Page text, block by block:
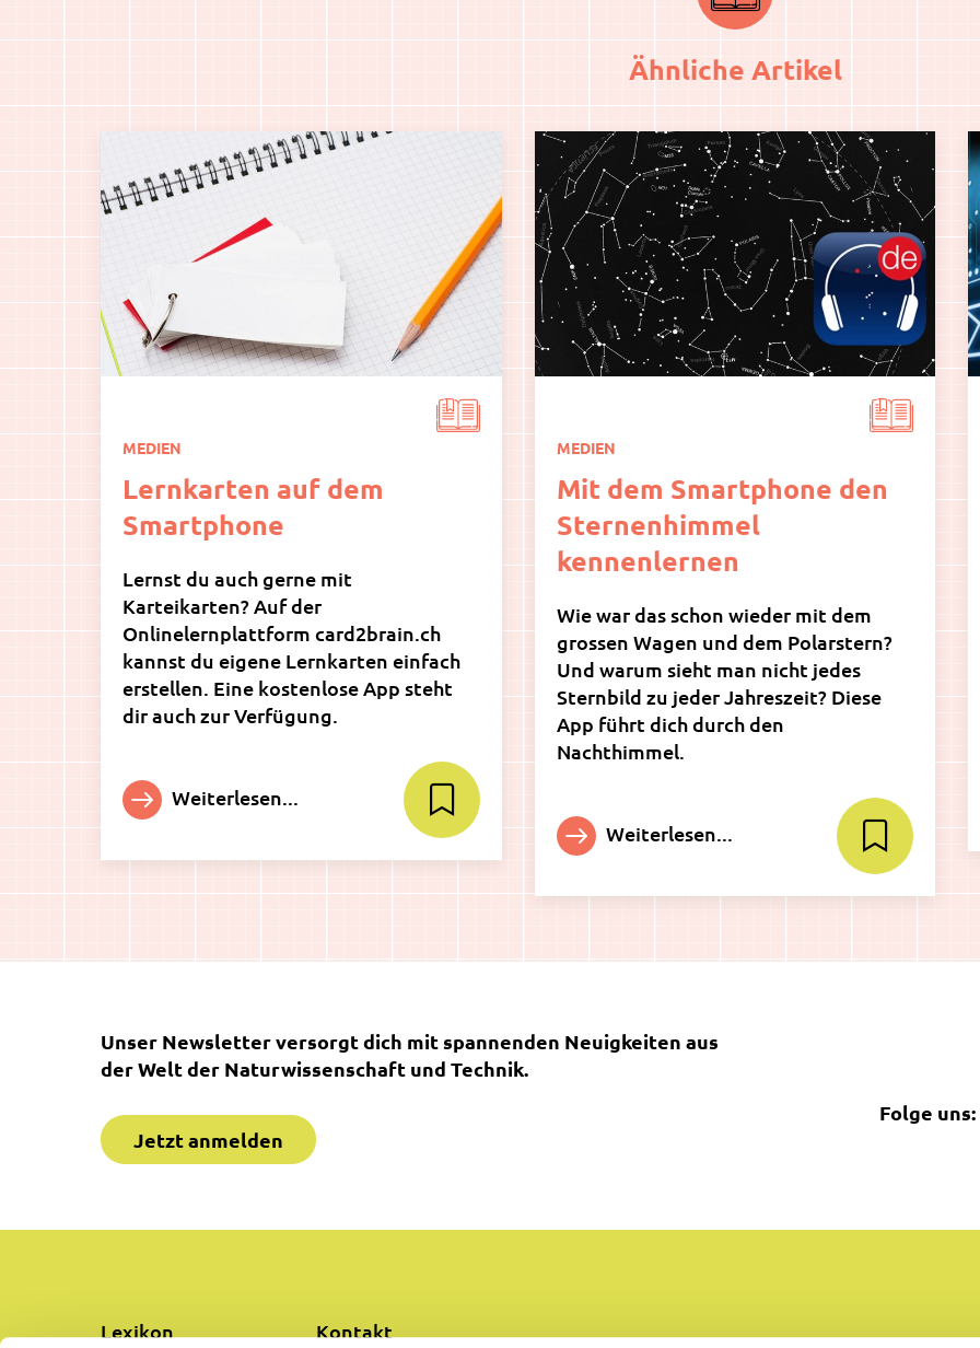
Ähnliche Artikel
MEDIEN
Lernkarten auf dem
Smartphone
Lernst du auch gerne mit
Karteikarten? Auf der
Onlinelernplattform card2brain.ch
kannst du eigene Lernkarten einfach
erstellen. Eine kostenlose App steht
dir auch zur Verfügung.
Weiterlesen...
MEDIEN
Mit dem Smartphone den
Sternenhimmel
kennenlernen
Wie war das schon wieder mit dem
grossen Wagen und dem Polarstern?
Und warum sieht man nicht jedes
Sternbild zu jeder Jahreszeit? Diese
App führt dich durch den
Nachthimmel.
Weiterlesen...
Unser Newsletter versorgt dich mit spannenden Neuigkeiten aus
der Welt der Naturwissenschaft und Technik.
Jetzt anmelden
Folge uns:
Lexikon Kontakt